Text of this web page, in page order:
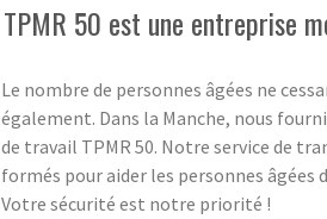
TPMR 50 est une entreprise
Le nombre de personnes âgées ne
également. Dans la Manche, nous
de travail TPMR 50. Notre service de
formés pour aider les personnes
Votre sécurité est notre priorité !